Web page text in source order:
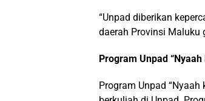
“Unpad diberikan
daerah Provinsi Maluku
Program Unpad
Program Unpad